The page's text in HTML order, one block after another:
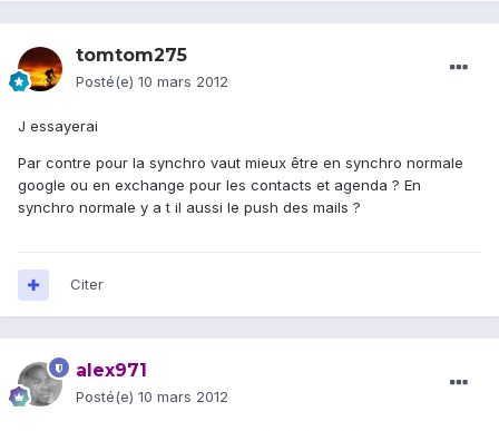
tomtom275
Posté(e) 10 mars 2012
J essayerai
Par contre pour la synchro vaut mieux être en synchro normale
google ou en exchange pour les contacts et agenda ? En
synchro normale y a t il aussi le push des mails ?
Citer
alex971
Posté(e) 10 mars 2012